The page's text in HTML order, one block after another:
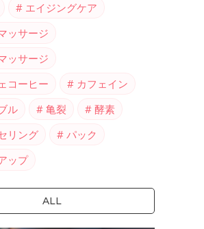
エイジングケア
ッサージ
ッサージ
コーヒー
カフェイン
ル
亀裂
酵素
リング
パック
ップ
ALL